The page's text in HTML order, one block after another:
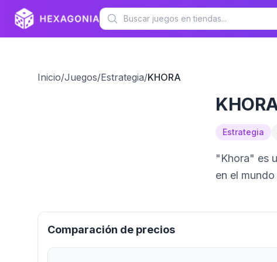
Inicio/Juegos/Estrategia/KHORA
Estrategia
"Khora" es
en el
Comparación de precios